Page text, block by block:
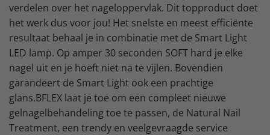
verdelen over het nageloppervlak. Dit topproduct doet
het werk dus voor jou! Het snelste en meest efficiënte
resultaat behaal je in combinatie met de Smart Light
LED lamp. Op amper 30 seconden SOFT hard je elke
nagel uit en je hoeft niet na te vijlen. Bovendien
garandeert de Smart Light ook een prachtige
glans.BFLEX laat je toe om een compleet nieuwe
gelnagelbehandeling toe te passen, de Natural Nail
Treatment, een trendy en veelgevraagde service